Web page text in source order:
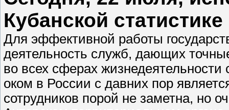
Кубанской статистике
Для эффективной работы
деятельность служб, дающих
во всех сферах
оком в России с давних пор
сотрудников порой не заметна, но